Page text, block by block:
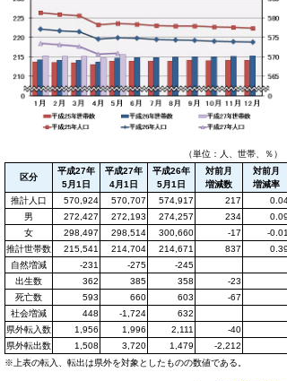
（単位：人、世帯、％）
区分
平成27年
5月1日
平成27年
4月1日
平成26年
5月1日
対前月
増減数
対前月
増減率
推計人口
570,924 570,707 574,917 217
0.04
男
272,427 272,193 274,257 234
0.09
女
298,497 298,514 300,660 -17
-0.01
推計世帯数
215,541 214,704 214,671 837
0.39
自然増減
-231 -275
-245
出生数
362 385 358
-23
死亡数
593 660 603
-67
社会増減
448 -1,724
632
県外転入数
1,956 1,996 2,111
-40
県外転出数
1,508 3,720 1,479
-2,212
※上表の転入、転出は県外を対象としたものの数値である。